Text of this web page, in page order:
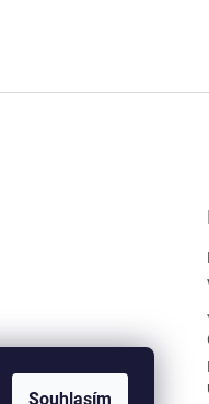
Souhlasím